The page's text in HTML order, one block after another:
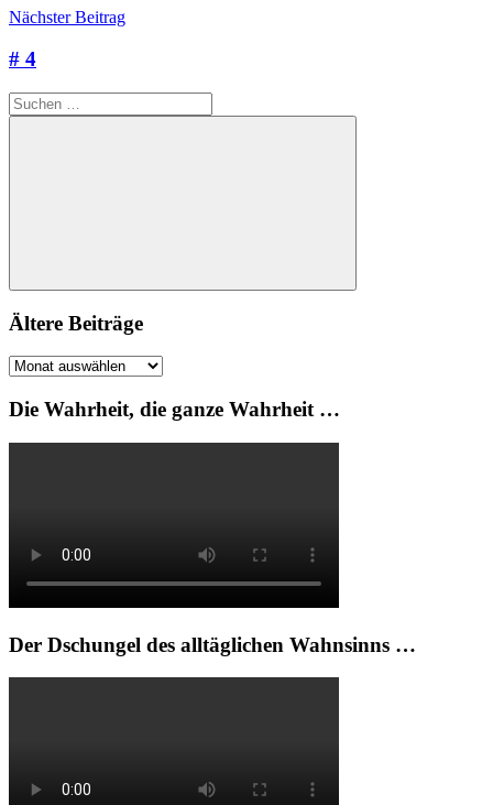
Wissen,
Salzburg,
unnützes
Wissen
Wissen
Nächster Beitrag
# 4
Suchen
nach:
Suchen
Ältere Beiträge
Ältere
Die Wahrheit, die ganze Wahrheit …
Der Dschungel des alltäglichen Wahnsinns …